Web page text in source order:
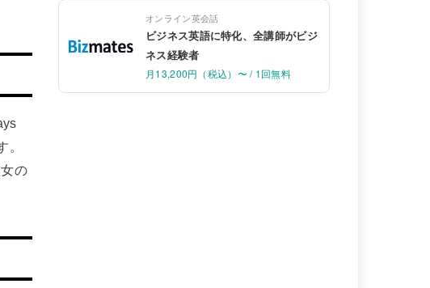
の
オンライン英会話
ビジネス英語に特化、全講師がビジ
ネス経験者
月13,200円（税込）〜 / 1回無料